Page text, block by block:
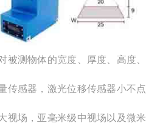
测物体的宽度、厚度、高度、
传感器，激光位移传感器小不点
视场，亚毫米级中视场以及微米